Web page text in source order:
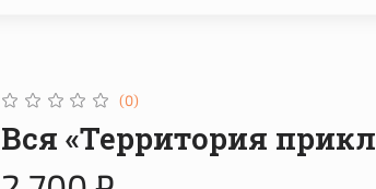
(0)
Вся «Территория